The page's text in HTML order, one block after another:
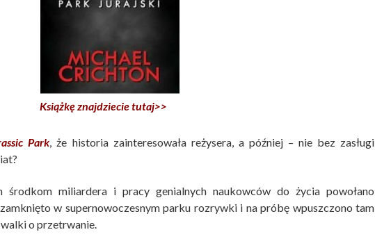
Książkę znajdziecie tutaj>>
Park, że historia zainteresowała reżysera, a później – nie bez zasługi
środkom miliardera i pracy genialnych naukowców do życia powołano
w supernowoczesnym parku rozrywki i na próbę wpuszczono tam
o przetrwanie.